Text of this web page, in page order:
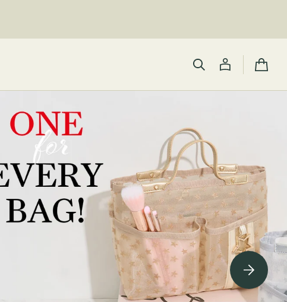
カ